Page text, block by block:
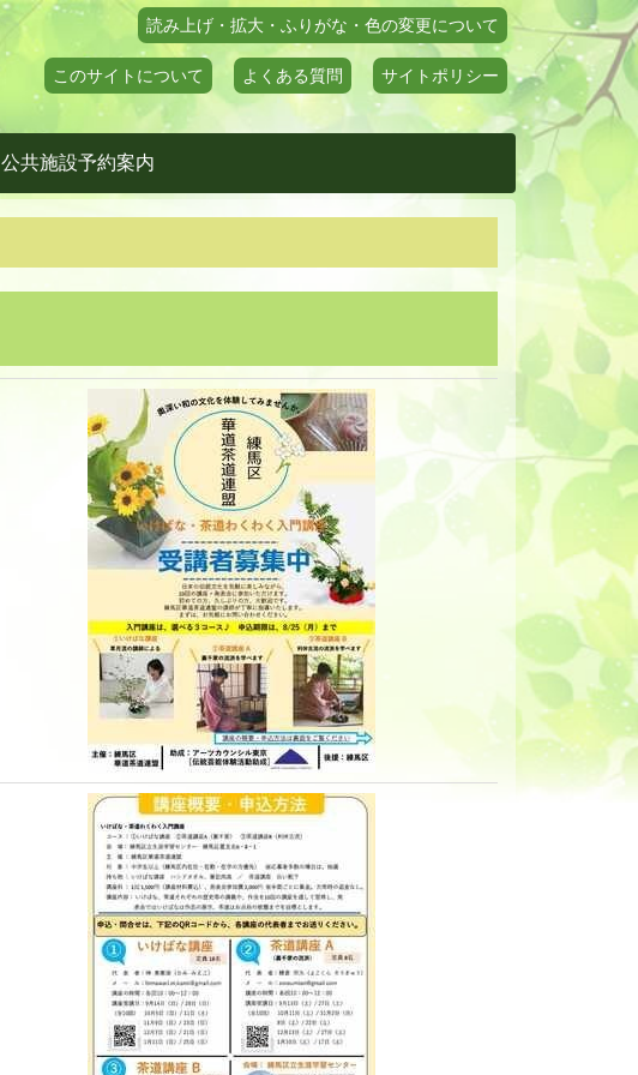
読み上げ・拡大・ふりがな・色の変更について
このサイトについて よくある質問 サイトポリシー
公共施設予約案内